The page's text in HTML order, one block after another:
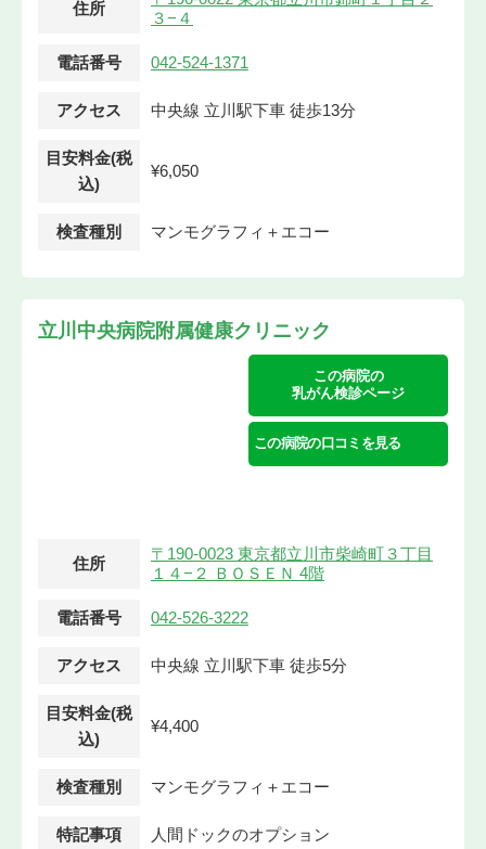
住所
３−４
電話番号 042-524-1371
アクセス 中央線 立川駅下車 徒歩13分
目安料金(税
込)
¥6,050
検査種別 マンモグラフィ＋エコー
立川中央病院附属健康クリニック
この病院の
乳がん検診ページ
この病院の口コミを見る
住所
〒190-0023 東京都立川市柴崎町３丁目
１４−２ ＢＯＳＥＮ 4階
電話番号 042-526-3222
アクセス 中央線 立川駅下車 徒歩5分
目安料金(税
込)
¥4,400
検査種別 マンモグラフィ＋エコー
特記事項 人間ドックのオプション